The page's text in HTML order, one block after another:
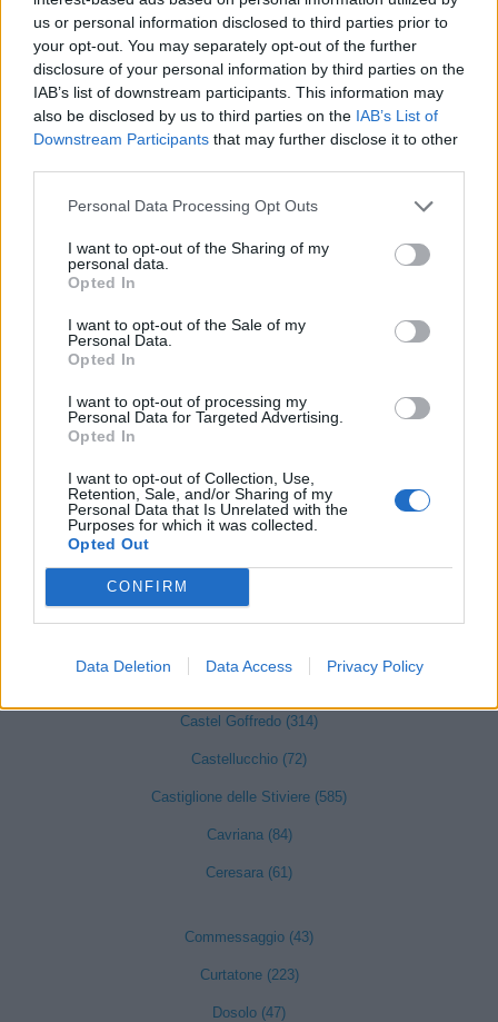
us or personal information disclosed to third parties prior to
your opt-out. You may separately opt-out of the further
disclosure of your personal information by third parties on the
IAB’s list of downstream participants. This information may
also be disclosed by us to third parties on the IAB’s List of
Downstream Participants that may further disclose it to other
Personal Data Processing Opt Outs
I want to opt-out of the Sharing of my
personal data.
Opted In
I want to opt-out of the Sale of my
Personal Data.
Opted In
I want to opt-out of processing my
Personal Data for Targeted Advertising.
Opted In
I want to opt-out of Collection, Use,
Retention, Sale, and/or Sharing of my
Personal Data that Is Unrelated with the
Purposes for which it was collected.
Opted Out
CONFIRM
Data Deletion Data Access Privacy Policy
Ippoliti
1 2
provincia di Mantova
Motteggiana (43)
Canneto sull'Oglio (71)
Casalmoro (31)
Casaloldo (58)
Casalromano (26)
Castel Goffredo (314)
Castellucchio (72)
Castiglione delle Stiviere (585)
Cavriana (84)
Ceresara (61)
Commessaggio (43)
Curtatone (223)
Dosolo (47)